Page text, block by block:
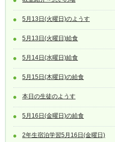
5月13日(火曜日)のようす
5月13日(火曜日)給食
5月14日(水曜日)給食
5月15日(木曜日)の給食
本日の生徒のようす
5月16日(金曜日)の給食
2年生宿泊学習5月16日(金曜日)